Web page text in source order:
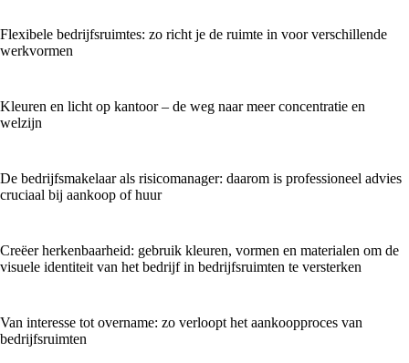
Flexibele bedrijfsruimtes: zo richt je de ruimte in voor verschillende
werkvormen
Kleuren en licht op kantoor – de weg naar meer concentratie en
welzijn
De bedrijfsmakelaar als risicomanager: daarom is professioneel advies
cruciaal bij aankoop of huur
Creëer herkenbaarheid: gebruik kleuren, vormen en materialen om de
visuele identiteit van het bedrijf in bedrijfsruimten te versterken
Van interesse tot overname: zo verloopt het aankoopproces van
bedrijfsruimten